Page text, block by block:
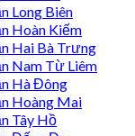
Long Biên
Hoàn Kiếm
Hai Bà Trưng
Nam Từ Liêm
Hà Đông
Hoàng Mai
Tây Hồ